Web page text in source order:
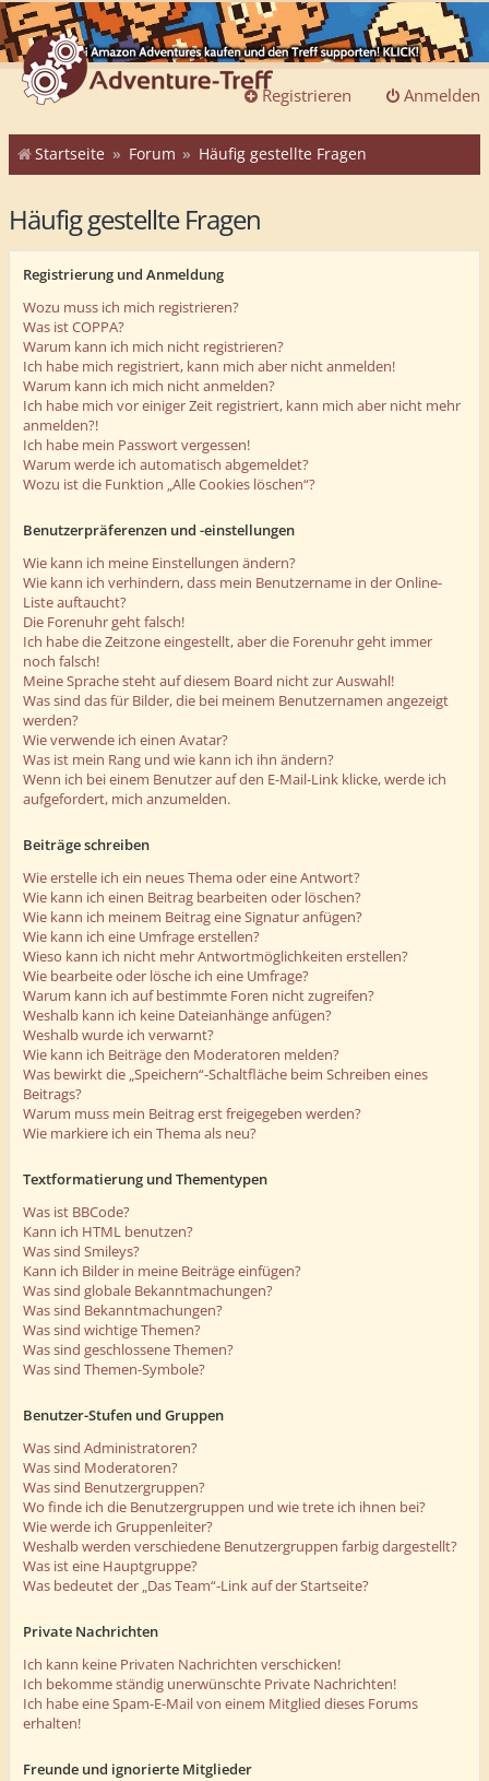
Anmelden
Registrieren
Startseite Forum Häufig gestellte Fragen
Häufig gestellte Fragen
Registrierung und Anmeldung
Wozu muss ich mich registrieren?
Was ist COPPA?
Warum kann ich mich nicht registrieren?
Ich habe mich registriert, kann mich aber nicht anmelden!
Warum kann ich mich nicht anmelden?
Ich habe mich vor einiger Zeit registriert, kann mich aber nicht mehr
anmelden?!
Ich habe mein Passwort vergessen!
Warum werde ich automatisch abgemeldet?
Wozu ist die Funktion „Alle Cookies löschen“?
Benutzerpräferenzen und -einstellungen
Wie kann ich meine Einstellungen ändern?
Wie kann ich verhindern, dass mein Benutzername in der Online-
Liste auftaucht?
Die Forenuhr geht falsch!
Ich habe die Zeitzone eingestellt, aber die Forenuhr geht immer
noch falsch!
Meine Sprache steht auf diesem Board nicht zur Auswahl!
Was sind das für Bilder, die bei meinem Benutzernamen angezeigt
werden?
Wie verwende ich einen Avatar?
Was ist mein Rang und wie kann ich ihn ändern?
Wenn ich bei einem Benutzer auf den E-Mail-Link klicke, werde ich
aufgefordert, mich anzumelden.
Beiträge schreiben
Wie erstelle ich ein neues Thema oder eine Antwort?
Wie kann ich einen Beitrag bearbeiten oder löschen?
Wie kann ich meinem Beitrag eine Signatur anfügen?
Wie kann ich eine Umfrage erstellen?
Wieso kann ich nicht mehr Antwortmöglichkeiten erstellen?
Wie bearbeite oder lösche ich eine Umfrage?
Warum kann ich auf bestimmte Foren nicht zugreifen?
Weshalb kann ich keine Dateianhänge anfügen?
Weshalb wurde ich verwarnt?
Wie kann ich Beiträge den Moderatoren melden?
Was bewirkt die „Speichern“-Schaltfläche beim Schreiben eines
Beitrags?
Warum muss mein Beitrag erst freigegeben werden?
Wie markiere ich ein Thema als neu?
Textformatierung und Thementypen
Was ist BBCode?
Kann ich HTML benutzen?
Was sind Smileys?
Kann ich Bilder in meine Beiträge einfügen?
Was sind globale Bekanntmachungen?
Was sind Bekanntmachungen?
Was sind wichtige Themen?
Was sind geschlossene Themen?
Was sind Themen-Symbole?
Benutzer-Stufen und Gruppen
Was sind Administratoren?
Was sind Moderatoren?
Was sind Benutzergruppen?
Wo finde ich die Benutzergruppen und wie trete ich ihnen bei?
Wie werde ich Gruppenleiter?
Weshalb werden verschiedene Benutzergruppen farbig dargestellt?
Was ist eine Hauptgruppe?
Was bedeutet der „Das Team“-Link auf der Startseite?
Private Nachrichten
Ich kann keine Privaten Nachrichten verschicken!
Ich bekomme ständig unerwünschte Private Nachrichten!
Ich habe eine Spam-E-Mail von einem Mitglied dieses Forums
erhalten!
Freunde und ignorierte Mitglieder